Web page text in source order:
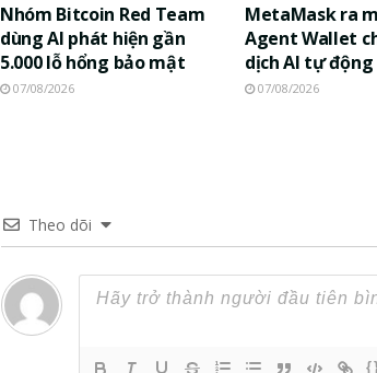
Nhóm Bitcoin Red Team
dùng AI phát hiện gần
5.000 lỗ hổng bảo mật
07/08/2026
MetaMask ra
Agent Wallet
dịch AI tự động
07/08/2026
Theo dõi